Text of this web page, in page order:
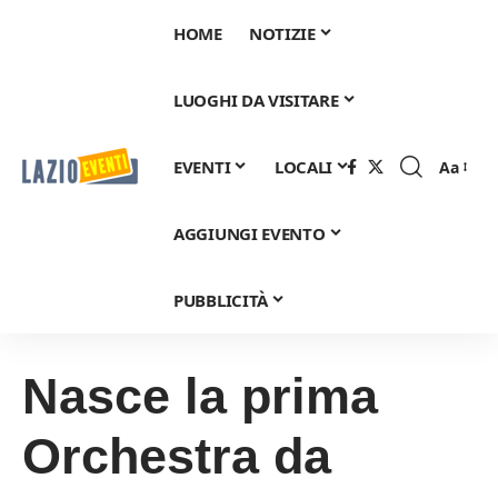
HOME NOTIZIE
LUOGHI DA VISITARE
EVENTI LOCALI
AGGIUNGI EVENTO
PUBBLICITÀ
Font
Aa
Nasce la prima
Orchestra da